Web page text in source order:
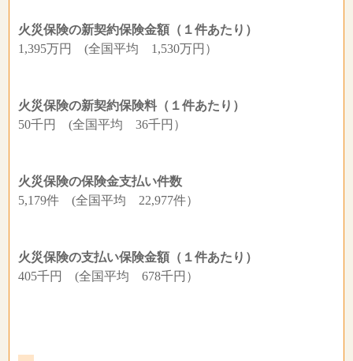
火災保険の新契約保険金額（１件あたり）
1,395万円 (全国平均 1,530万円）
火災保険の新契約保険料（１件あたり）
50千円 (全国平均 36千円）
火災保険の保険金支払い件数
5,179件 (全国平均 22,977件）
火災保険の支払い保険金額（１件あたり）
405千円 (全国平均 678千円）